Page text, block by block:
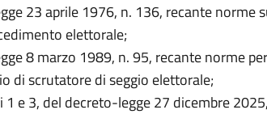
23 aprile 1976, n. 136, recante norme
elettorale;
8 marzo 1989, n. 95, recante norme
di scrutatore di seggio elettorale;
1 e 3, del decreto-legge 27 dicembre